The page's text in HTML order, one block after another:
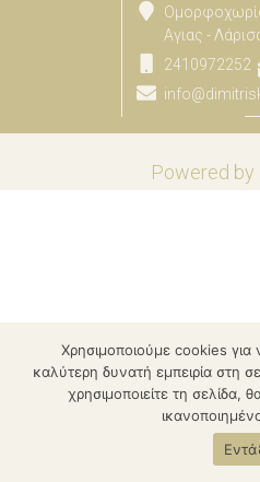
Αγιας -
2410972252
Powered
Χρησιμοποιούμε cookies
καλύτερη δυνατή εμπειρία στη
χρησιμοποιείτε τη σελίδα,